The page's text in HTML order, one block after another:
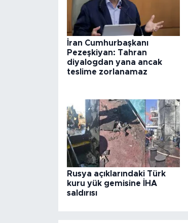
İran Cumhurbaşkanı
Pezeşkiyan: Tahran
diyalogdan yana ancak
teslime zorlanamaz
Rusya açıklarındaki Türk
kuru yük gemisine İHA
saldırısı